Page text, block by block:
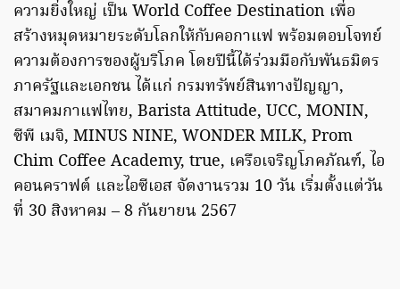
ความยิ่งใหญ่ เป็น World Coffee Destination เพื่อ
สร้างหมุดหมายระดับโลกให้กับคอกาแฟ พร้อมตอบโจทย์
ความต้องการของผู้บริโภค โดยปีนี้ได้ร่วมมือกับพันธมิตร
ภาครัฐและเอกชน ได้แก่ กรมทรัพย์สินทางปัญญา,
สมาคมกาแฟไทย, Barista Attitude, UCC, MONIN,
ซีพี เมจิ, MINUS NINE, WONDER MILK, Prom
Chim Coffee Academy, true, เครือเจริญโภคภัณฑ์, ไอ
คอนคราฟต์ และไอซีเอส จัดงานรวม 10 วัน เริ่มตั้งแต่วัน
ที่ 30 สิงหาคม – 8 กันยายน 2567